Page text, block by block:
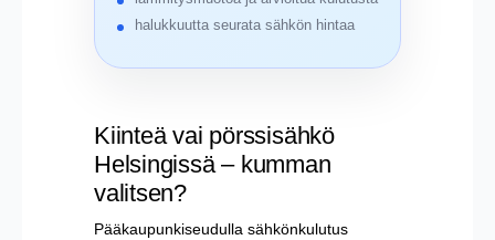
halukkuutta seurata sähkön hintaa
Kiinteä vai pörssisähkö
Helsingissä – kumman
valitsen?
Pääkaupunkiseudulla sähkönkulutus